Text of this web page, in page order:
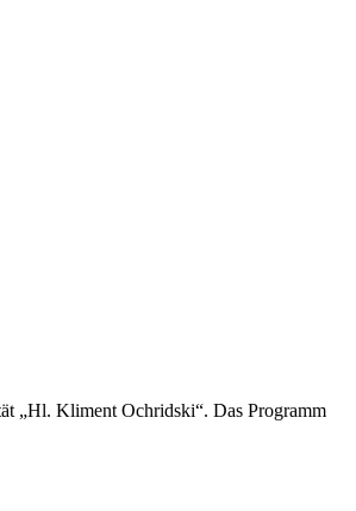
„Hl. Kliment Ochridski“. Das Programm